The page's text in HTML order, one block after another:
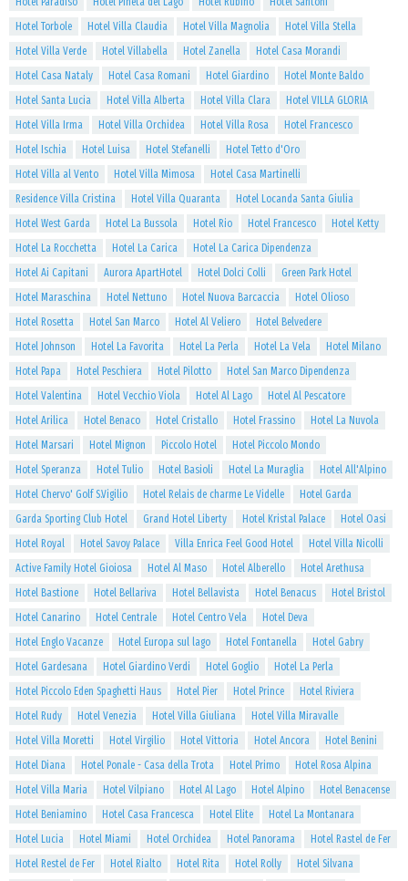
Hotel Torbole
Hotel Villa Claudia Hotel Villa Magnolia
Hotel Villa Stella
Hotel Villa Verde
Hotel Villabella Hotel Zanella
Hotel Casa Morandi
Hotel Casa Nataly
Hotel Casa Romani Hotel Giardino
Hotel Monte Baldo
Hotel Santa Lucia
Hotel Villa Alberta Hotel Villa Clara
Hotel VILLA GLORIA
Hotel Villa Irma
Hotel Villa Orchidea Hotel Villa Rosa
Hotel Francesco
Hotel Ischia
Hotel Luisa Hotel Stefanelli
Hotel Tetto d'Oro
Hotel Villa al Vento
Hotel Villa Mimosa
Hotel Casa Martinelli
Residence Villa Cristina
Hotel Villa Quaranta
Hotel Locanda Santa Giulia
Hotel West Garda
Hotel La Bussola Hotel Rio Hotel Francesco
Hotel Ketty
Hotel La Rocchetta
Hotel La Carica
Hotel La Carica Dipendenza
Hotel Ai Capitani
Aurora ApartHotel Hotel Dolci Colli
Green Park Hotel
Hotel Maraschina
Hotel Nettuno Hotel Nuova Barcaccia
Hotel Olioso
Hotel Rosetta
Hotel San Marco Hotel Al Veliero
Hotel Belvedere
Hotel Johnson
Hotel La Favorita Hotel La Perla Hotel La Vela
Hotel Milano
Hotel Papa
Hotel Peschiera Hotel Pilotto
Hotel San Marco Dipendenza
Hotel Valentina
Hotel Vecchio Viola Hotel Al Lago
Hotel Al Pescatore
Hotel Arilica
Hotel Benaco Hotel Cristallo Hotel Frassino
Hotel La Nuvola
Hotel Marsari
Hotel Mignon Piccolo Hotel
Hotel Piccolo Mondo
Hotel Speranza
Hotel Tulio Hotel Basioli Hotel La Muraglia
Hotel All'Alpino
Hotel Chervo' Golf S.Vigilio
Hotel Relais de charme Le Videlle
Hotel Garda
Garda Sporting Club Hotel
Grand Hotel Liberty Hotel Kristal Palace
Hotel Oasi
Hotel Royal
Hotel Savoy Palace Villa Enrica Feel Good Hotel
Hotel Villa Nicolli
Active Family Hotel Gioiosa
Hotel Al Maso Hotel Alberello
Hotel Arethusa
Hotel Bastione
Hotel Bellariva Hotel Bellavista Hotel Benacus
Hotel Bristol
Hotel Canarino
Hotel Centrale Hotel Centro Vela
Hotel Deva
Hotel Englo Vacanze
Hotel Europa sul lago Hotel Fontanella
Hotel Gabry
Hotel Gardesana
Hotel Giardino Verdi Hotel Goglio
Hotel La Perla
Hotel Piccolo Eden Spaghetti Haus
Hotel Pier Hotel Prince
Hotel Riviera
Hotel Rudy
Hotel Venezia Hotel Villa Giuliana
Hotel Villa Miravalle
Hotel Villa Moretti
Hotel Virgilio Hotel Vittoria Hotel Ancora
Hotel Benini
Hotel Diana
Hotel Ponale - Casa della Trota Hotel Primo
Hotel Rosa Alpina
Hotel Villa Maria
Hotel Vilpiano Hotel Al Lago Hotel Alpino
Hotel Benacense
Hotel Beniamino
Hotel Casa Francesca Hotel Elite
Hotel La Montanara
Hotel Lucia
Hotel Miami Hotel Orchidea Hotel Panorama
Hotel Rastel de Fer
Hotel Restel de Fer
Hotel Rialto Hotel Rita Hotel Rolly
Hotel Silvana